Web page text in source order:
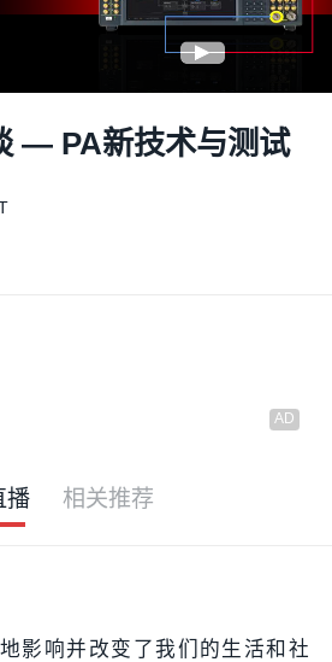
— PA新技术与测试
播 相关推荐
影响并改变了我们的生活和社